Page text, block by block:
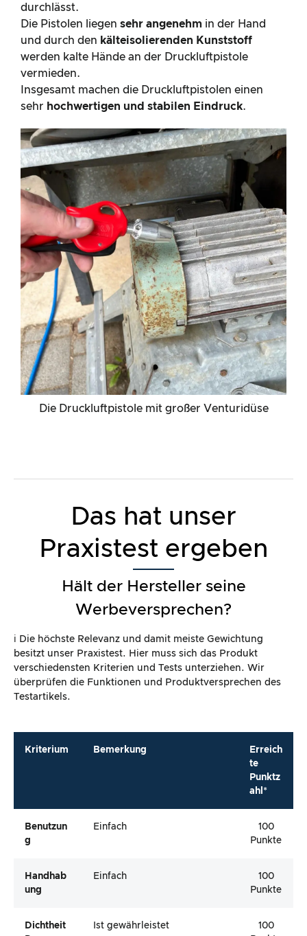
Die Druckluftpistole mit großer Venturidüse
durchlässt.
Die Pistolen liegen sehr angenehm in der Hand
und durch den kälteisolierenden Kunststoff
werden kalte Hände an der Druckluftpistole
vermieden.
Insgesamt machen die Druckluftpistolen einen
sehr hochwertigen und stabilen Eindruck.
Das hat unser
Praxistest ergeben
Hält der Hersteller seine
Werbeversprechen?
ℹ️ Die höchste Relevanz und damit meiste Gewichtung
besitzt unser Praxistest. Hier muss sich das Produkt
verschiedensten Kriterien und Tests unterziehen. Wir
überprüfen die Funktionen und Produktversprechen des
Testartikels.
Kriterium Bemerkung
Erreich
te
Punktz
ahl*
Benutzun
G
Einfach
100
Punkte
Handhab
Ung
Einfach
100
Punkte
Dichtheit
Ist gewährleistet
100